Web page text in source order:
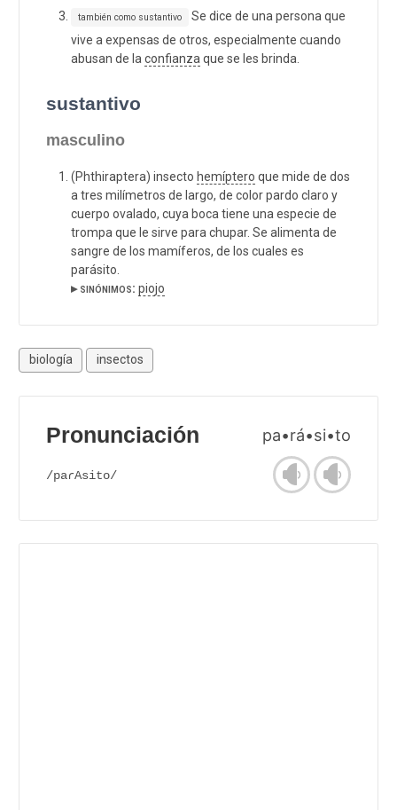
también como sustantivo
Se dice de una persona que
vive a expensas de otros, especialmente cuando
abusan de la confianza que se les brinda.
sustantivo
masculino
(Phthiraptera) insecto hemíptero que mide de dos
a tres milímetros de largo, de color pardo claro y
cuerpo ovalado, cuya boca tiene una especie de
trompa que le sirve para chupar. Se alimenta de
sangre de los mamíferos, de los cuales es
parásito.
▸ sinónimos: piojo
biología insectos
Pronunciación pa•rá•si•to
/paɾAsito/